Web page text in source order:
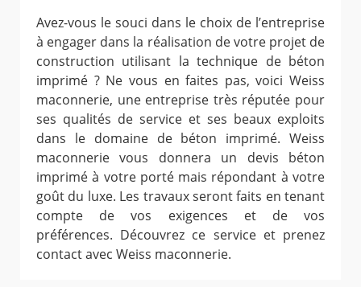
Avez-vous le souci dans le choix de l’entreprise
à engager dans la réalisation de votre projet de
construction utilisant la technique de béton
imprimé ? Ne vous en faites pas, voici Weiss
maconnerie, une entreprise très réputée pour
ses qualités de service et ses beaux exploits
dans le domaine de béton imprimé. Weiss
maconnerie vous donnera un devis béton
imprimé à votre porté mais répondant à votre
goût du luxe. Les travaux seront faits en tenant
compte de vos exigences et de vos
préférences. Découvrez ce service et prenez
contact avec Weiss maconnerie.